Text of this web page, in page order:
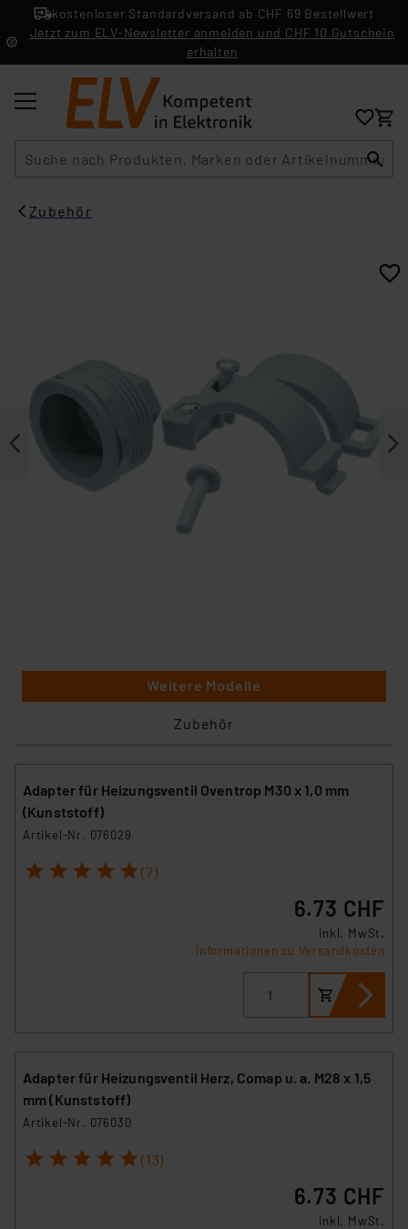
kostenloser Standardversand ab CHF 69 Bestellwert
Jetzt zum ELV-Newsletter anmelden und CHF 10 Gutschein
erhalten
Zubehör
Weitere Modelle
Zubehör
Adapter für Heizungsventil Oventrop M30 x 1,0 mm
(Kunststoff)
Artikel-Nr. 076029
1 2 3 4 5 (7)
6.73 CHF
inkl. MwSt.
Informationen zu Versandkosten
Adapter für Heizungsventil Herz, Comap u. a. M28 x 1,5
mm (Kunststoff)
Artikel-Nr. 076030
1 2 3 4 5 (13)
6.73 CHF
inkl. MwSt.